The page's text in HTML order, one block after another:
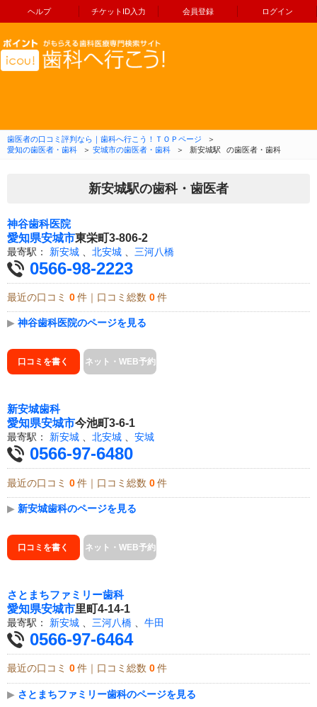
ヘルプ チケットID入力 会員登録 ログイン
コンテンツへ移動
歯医者の口コミ評判なら｜歯科へ行こう！ＴＯＰページ
＞
愛知の歯医者・歯科
＞ 安城市の歯医者・歯科 ＞ 新安城駅 の歯医者・歯科
新安城駅の歯科・歯医者
神谷歯科医院
愛知県安城市東栄町3-806-2
最寄駅： 新安城 北安城 三河八橋
0566-98-2223
最近の口コミ 0 件｜口コミ総数 0 件
▶ 神谷歯科医院のページを見る
口コミを書く ネット・WEB予約
新安城歯科
愛知県安城市今池町3-6-1
最寄駅： 新安城 、 北安城 、 安城
0566-97-6480
最近の口コミ 0 件｜口コミ総数 0 件
▶ 新安城歯科のページを見る
口コミを書く ネット・WEB予約
さとまちファミリー歯科
愛知県安城市里町4-14-1
最寄駅： 新安城 三河八橋 牛田
0566-97-6464
最近の口コミ 0 件｜口コミ総数 0 件
▶ さとまちファミリー歯科のページを見る